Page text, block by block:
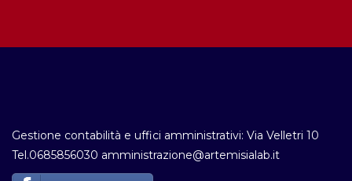
Gestione contabilità e uffici amministrativi: Via Velletri 10
Tel.0685856030 amministrazione@artemisialab.it